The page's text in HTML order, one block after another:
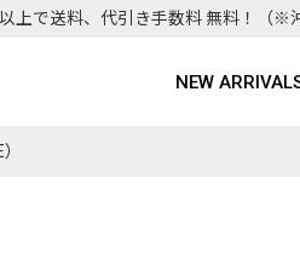
上で送料、代引き手数料 無料！ （※
NEW